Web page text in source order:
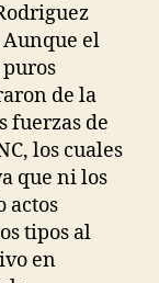
el
de la
fuerzas de
los cuales
que ni los
actos
tipos al
en